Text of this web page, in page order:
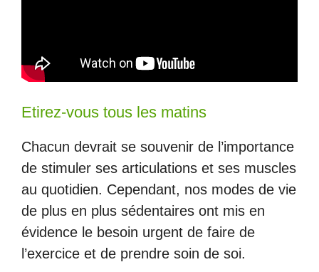
Etirez-vous tous les matins
Chacun devrait se souvenir de l’importance
de stimuler ses articulations et ses muscles
au quotidien. Cependant, nos modes de vie
de plus en plus sédentaires ont mis en
évidence le besoin urgent de faire de
l’exercice et de prendre soin de soi.